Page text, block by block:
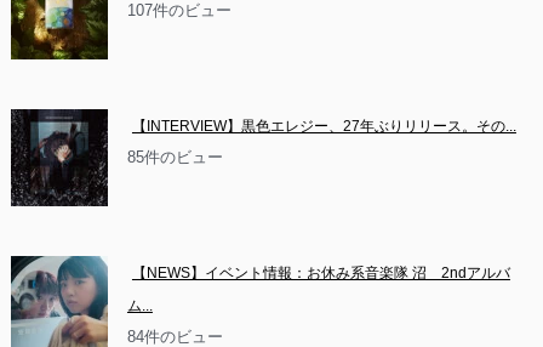
107件のビュー
【INTERVIEW】黒色エレジー、27年ぶりリリース。その...
85件のビュー
【NEWS】イベント情報：お休み系音楽隊 沼　2ndアルバ
ム...
84件のビュー